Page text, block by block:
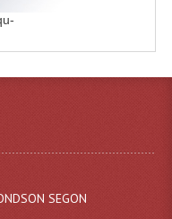
Contest
Contest
SZ 290
SEGON